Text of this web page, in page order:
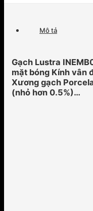
Mô tả
Gạch Lustra
mặt bóng Kính vân
Xương gạch
(nhỏ hơn 0.5%)…